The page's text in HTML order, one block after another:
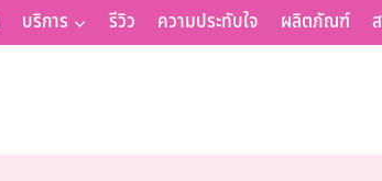
บริการ รีวิว ความประทับใจ ผลิตภัณฑ์